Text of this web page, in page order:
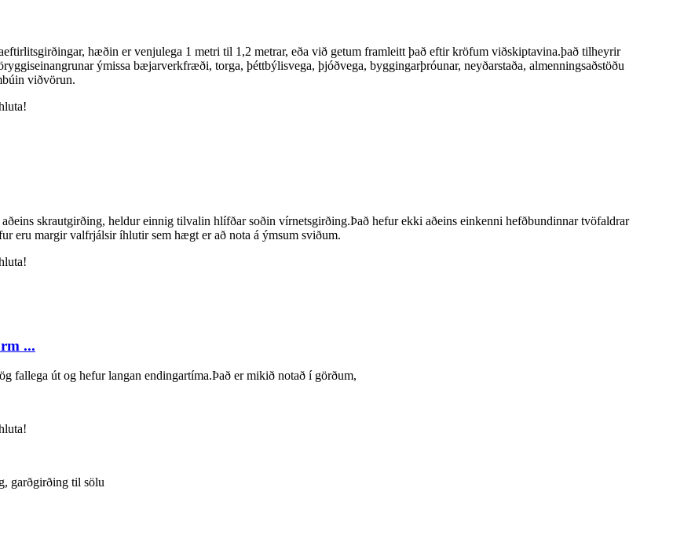
hæðin er venjulega 1 metri til 1,2 metrar, eða við getum framleitt það eftir kröfum viðskiptavina.það tilheyrir
ýmissa bæjarverkfræði, torga, þéttbýlisvega, þjóðvega, byggingarþróunar, neyðarstaða, almenningsaðstöðu
viðvörun.
skrautgirðing, heldur einnig tilvalin hlífðar soðin vírnetsgirðing.Það hefur ekki aðeins einkenni hefðbundinnar tvöfaldrar
eru margir valfrjálsir íhlutir sem hægt er að nota á ýmsum sviðum.
...
fallega út og hefur langan endingartíma.Það er mikið notað í görðum,